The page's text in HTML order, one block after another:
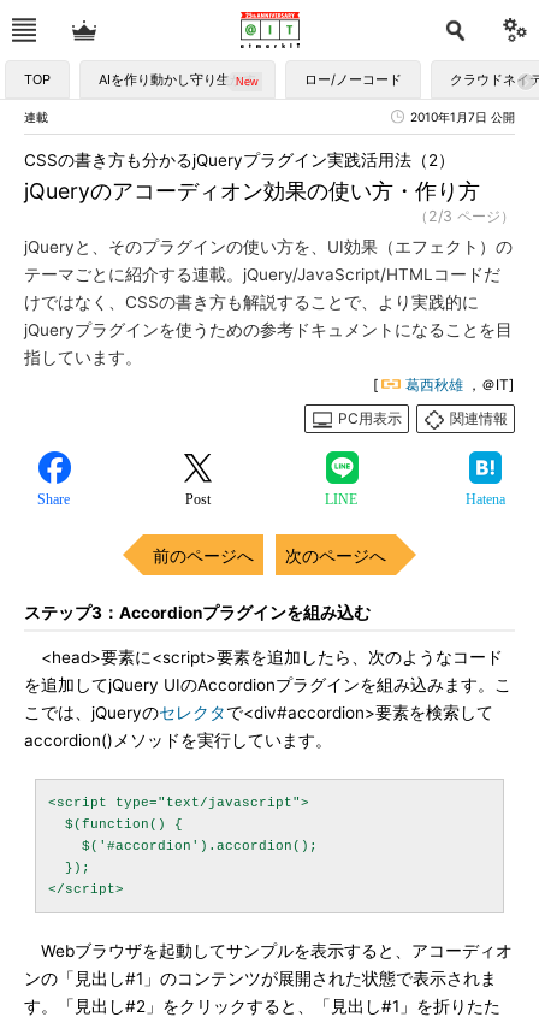
TOP AIを作り動かし守り生かす ロー/ノーコード クラウドネイ
連載 2010年1月7日 公開
jQueryのアコーディオン効果の使い方・作り方
CSSの書き方も分かるjQueryプラグイン実践活用法（2）
（2/3 ページ）
jQueryと、そのプラグインの使い方を、UI効果（エフェクト）の
テーマごとに紹介する連載。jQuery/JavaScript/HTMLコードだ
けではなく、CSSの書き方も解説することで、より実践的に
jQueryプラグインを使うための参考ドキュメントになることを目
指しています。
[ 葛西秋雄 ，＠IT]
PC用表示
関連情報
Share Post LINE Hatena
前のページへ 次のページへ
ステップ3：Accordionプラグインを組み込む
<head>要素に<script>要素を追加したら、次のようなコード
を追加してjQuery UIのAccordionプラグインを組み込みます。こ
こでは、jQueryのセレクタで<div#accordion>要素を検索して
accordion()メソッドを実行しています。
<script type="text/javascript">
  $(function() {
    $('#accordion').accordion();
  });
Webブラウザを起動してサンプルを表示すると、アコーディオ
ンの「見出し#1」のコンテンツが展開された状態で表示されま
す。「見出し#2」をクリックすると、「見出し#1」を折りたた